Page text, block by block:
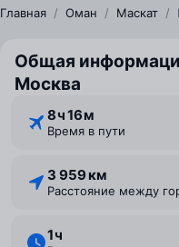
Главная / Оман / Маскат /
Общая
Москва
8 ⁠ч 16 ⁠м
Время в пути
3 959 км
Расстояние между
1 ⁠ч